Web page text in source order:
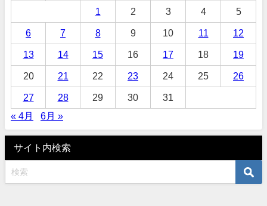
1 2 3 4 5
6 7 8 9 10 11 12
13 14 15 16 17 18 19
20 21 22 23 24 25 26
27 28 29 30
31
« 4月
6月 »
サイト内検索